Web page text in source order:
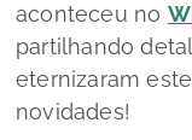
aconteceu no
partilhando
eternizaram
novidades!